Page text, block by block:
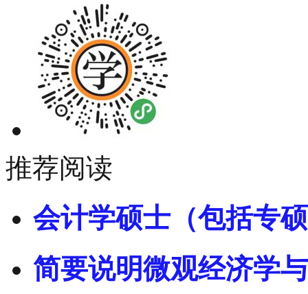
推荐阅读
会计学硕士（包括专
简要说明微观经济学